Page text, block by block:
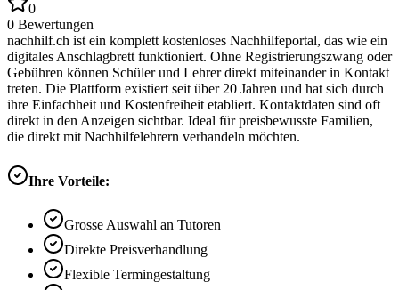
0
0 Bewertungen
nachhilf.ch ist ein komplett kostenloses Nachhilfeportal, das wie ein
digitales Anschlagbrett funktioniert. Ohne Registrierungszwang oder
Gebühren können Schüler und Lehrer direkt miteinander in Kontakt
treten. Die Plattform existiert seit über 20 Jahren und hat sich durch
ihre Einfachheit und Kostenfreiheit etabliert. Kontaktdaten sind oft
direkt in den Anzeigen sichtbar. Ideal für preisbewusste Familien,
die direkt mit Nachhilfelehrern verhandeln möchten.
Ihre Vorteile:
Grosse Auswahl an Tutoren
Direkte Preisverhandlung
Flexible Termingestaltung